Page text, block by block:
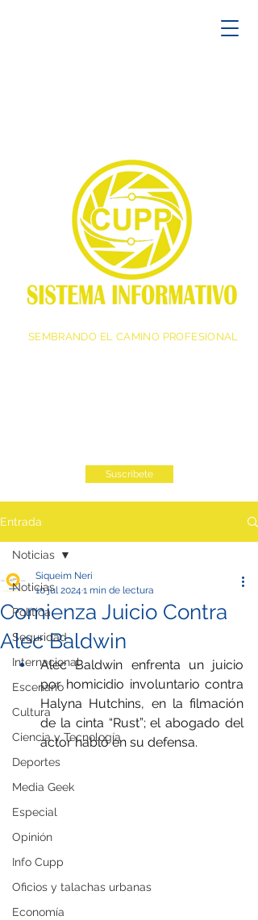
SEMBRANDO EL CAMINO PROFESIONAL
Suscribete
Entrada
Noticias
Política
Seguridad
Internacional
Escenario
Cultura
Ciencia y Tecnología
Deportes
Media Geek
Especial
Opinión
Info Cupp
Oficios y talachas urbanas
Economía
Noticias
Comienza Juicio Contra
Alec Baldwin
Siqueim Neri
10 jul 2024 1 min de lectura
Alec Baldwin enfrenta un juicio
por homicidio involuntario contra
Halyna Hutchins, en la filmación
de la cinta “Rust”; el abogado del
actor habló en su defensa.